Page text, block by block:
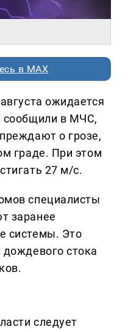
в MAX
ожидается
сообщили в МЧС,
о грозе,
граде. При этом
27 м/с.
специалисты
заранее
системы. Это
стока
следует